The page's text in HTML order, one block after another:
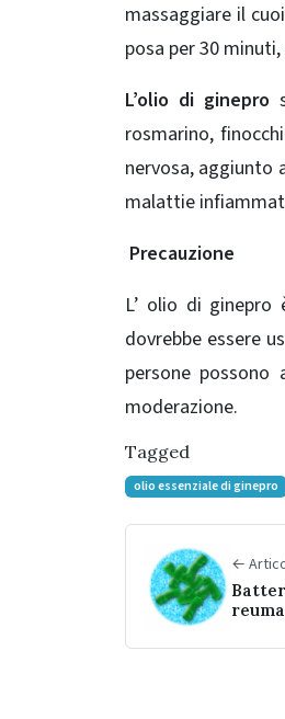
massaggiare il
posa per 30
L’olio di ginepro
rosmarino,
nervosa, aggiunto
malattie
Precauzione
L’ olio di
dovrebbe essere
persone
moderazione.
Tagged
olio essenziale di ginepro
←